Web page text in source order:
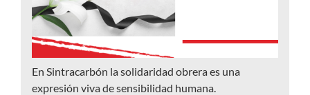
En Sintracarbón la solidaridad obrera es una
expresión viva de sensibilidad humana.